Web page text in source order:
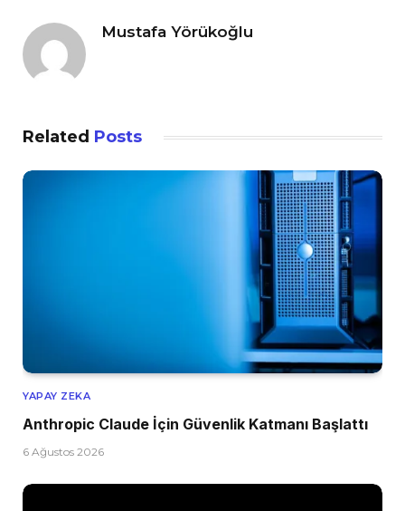
Mustafa Yörükoğlu
Related Posts
YAPAY ZEKA
Anthropic Claude İçin Güvenlik Katmanı Başlattı
6 Ağustos 2026